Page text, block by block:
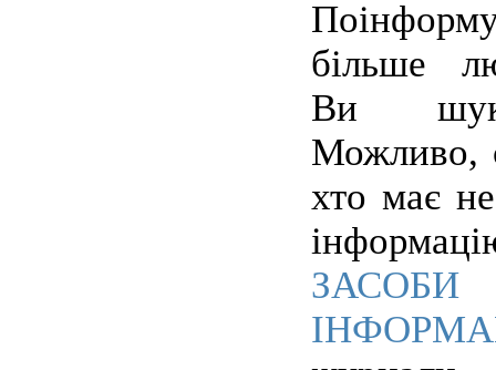
більше
Ви
Можливо,
хто має